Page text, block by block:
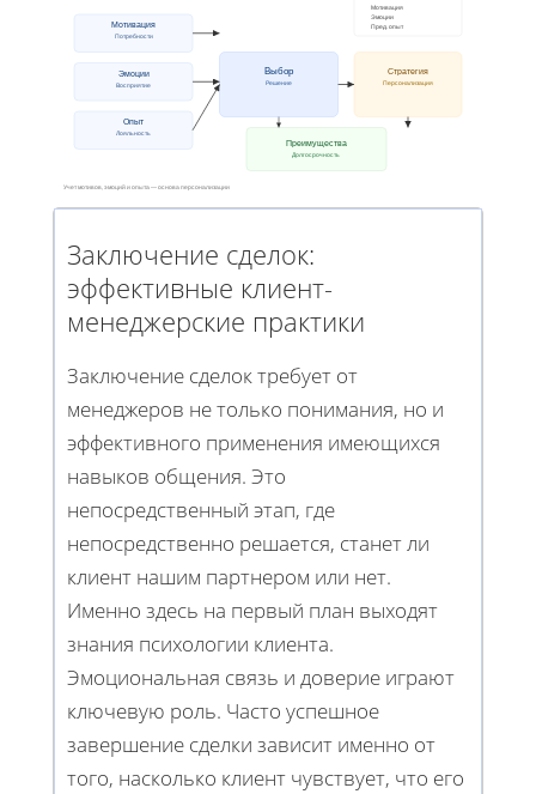
Мотивация
Потребности
Эмоции
Восприятие
Опыт
Лояльность
Выбор
Решение
Стратегия
Персонализация
Преимущества
Долгосрочность
Мотивация
Эмоции
Пред. опыт
Учет мотивов, эмоций и опыта — основа персонализации
Заключение сделок:
эффективные клиент-
менеджерские практики
Заключение сделок требует от
менеджеров не только понимания, но и
эффективного применения имеющихся
навыков общения. Это
непосредственный этап, где
непосредственно решается, станет ли
клиент нашим партнером или нет.
Именно здесь на первый план выходят
знания психологии клиента.
Эмоциональная связь и доверие играют
ключевую роль. Часто успешное
завершение сделки зависит именно от
того, насколько клиент чувствует, что его